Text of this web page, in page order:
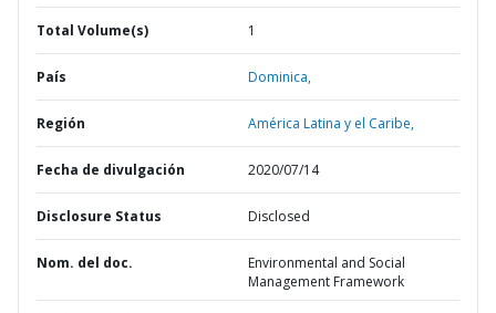
Total Volume(s) 1
País Dominica,
Región América Latina y el Caribe,
Fecha de divulgación 2020/07/14
Disclosure Status Disclosed
Nom. del doc.
Environmental and Social
Management Framework